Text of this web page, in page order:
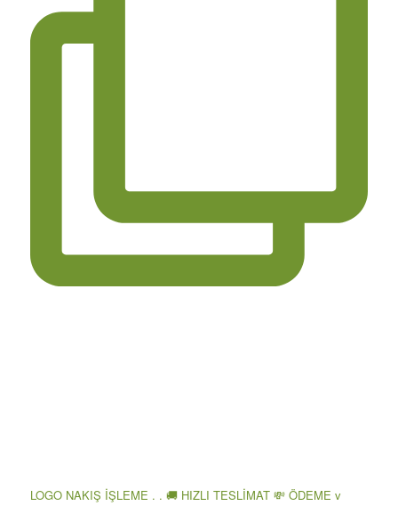
LOGO NAKIŞ İŞLEME . . 🚚 HIZLI TESLİMAT 💸 ÖDEME v